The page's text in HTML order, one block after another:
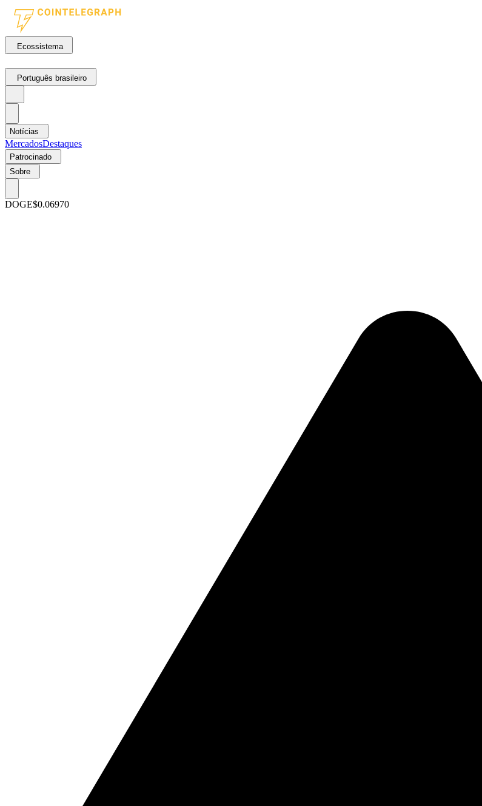
Ecossistema
Português brasileiro
Notícias
MercadosDestaques
Patrocinado
Sobre
DOGE$0.06970